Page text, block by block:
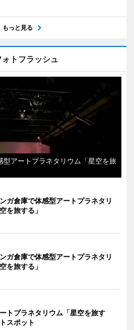
もっと見る
ォトフラッシュ
型アートプラネタリウム「星空を旅
ガ倉庫で体感型アートプラネタリ
を旅する」
ガ倉庫で体感型アートプラネタリ
を旅する」
トプラネタリウム「星空を旅す
スポット